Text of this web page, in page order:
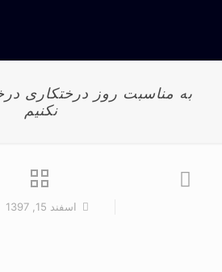
به مناسبت روز درختکاری
نکنیم
اسفند 15, 1397